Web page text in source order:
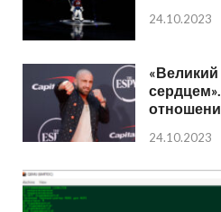
24.10.2023
24.10.2023